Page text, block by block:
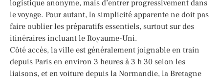
logistique anonyme, mais d’entrer progressivement dans
le voyage. Pour autant, la simplicité apparente ne doit pas
faire oublier les préparatifs essentiels, surtout sur des
itinéraires incluant le Royaume-Uni.
Côté accès, la ville est généralement joignable en train
depuis Paris en environ 3 heures à 3 h 30 selon les
liaisons, et en voiture depuis la Normandie, la Bretagne